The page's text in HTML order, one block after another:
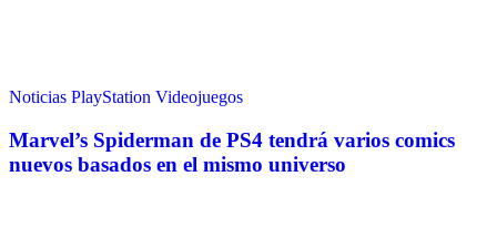
Noticias PlayStation Videojuegos
Marvel’s Spiderman de PS4 tendrá varios comics
nuevos basados en el mismo universo